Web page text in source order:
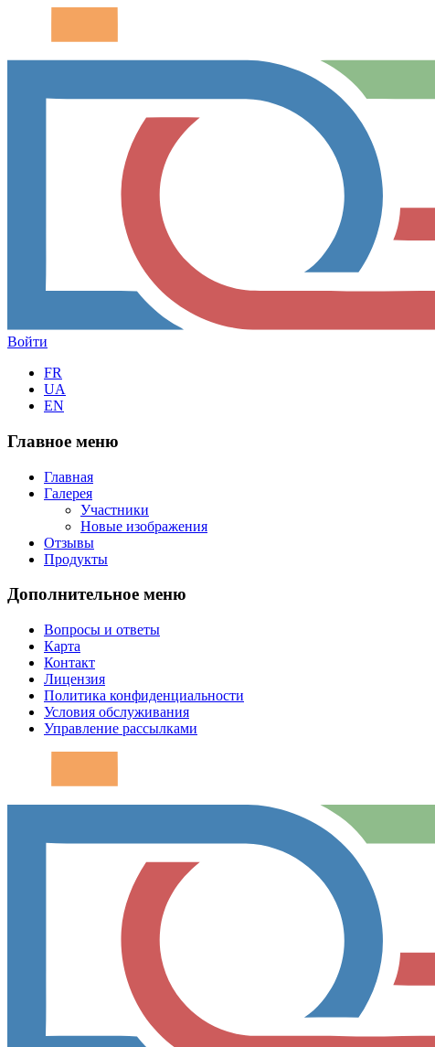
Войти
FR
UA
EN
Главное меню
Главная
Галерея
Участники
Новые изображения
Отзывы
Продукты
Дополнительное меню
Вопросы и ответы
Карта
Контакт
Лицензия
Политика конфиденциальности
Условия обслуживания
Управление рассылками